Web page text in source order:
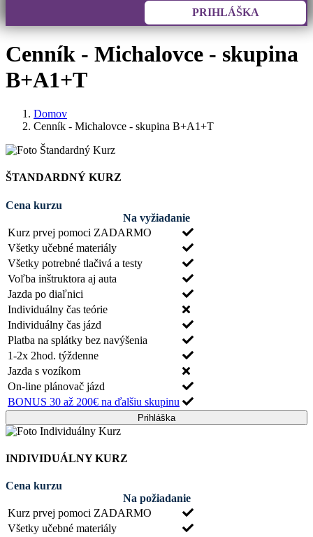
PRIHLÁŠKA
Cenník - Michalovce - skupina
B+A1+T
Domov
Cenník - Michalovce - skupina B+A1+T
ŠTANDARDNÝ KURZ
Cena kurzu
Na vyžiadanie
Kurz prvej pomoci ZADARMO
Všetky učebné materiály
Všetky potrebné tlačivá a testy
Voľba inštruktora aj auta
Jazda po diaľnici
Individuálny čas teórie
Individuálny čas jázd
Platba na splátky bez navýšenia
1-2x 2hod. týždenne
Jazda s vozíkom
On-line plánovač jázd
BONUS 30 až 200€ na ďalšiu skupinu
Prihláška
INDIVIDUÁLNY KURZ
Cena kurzu
Na požiadanie
Kurz prvej pomoci ZADARMO
Všetky učebné materiály